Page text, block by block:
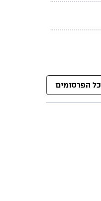
כל הפרסומים